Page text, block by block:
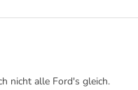
nicht alle Ford's gleich.